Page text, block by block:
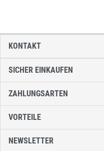
SICHER EINKAUFEN
ZAHLUNGSARTEN
VORTEILE
NEWSLETTER
KONTAKT